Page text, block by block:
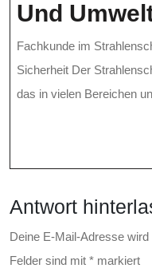
Und
Fachkunde im
Sicherheit Der
das in vielen Bereichen
Antwort
Deine E-Mail-Adresse
Felder sind mit * markiert